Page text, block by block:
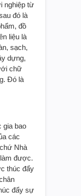
nghiệp từ
đó là
đồ
liệu là
sạch,
dựng,
chữ
Đó là
gia bao
các
Nhà
được.
thúc đẩy
đẩy sự